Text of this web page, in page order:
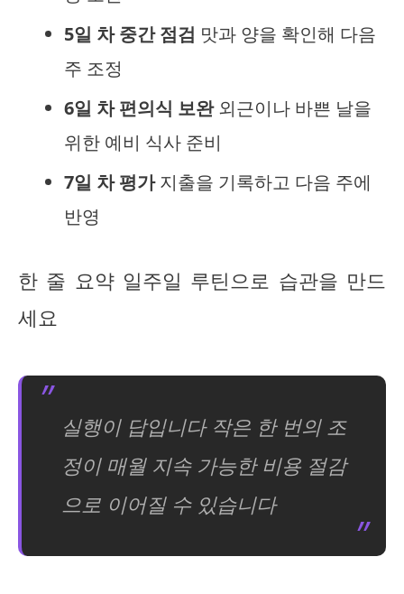
5일 차 중간 점검 맛과 양을 확인해 다음
주 조정
6일 차 편의식 보완외근이나 바쁜 날을
위한 예비 식사 준비
7일 차 평가지출을 기록하고 다음 주에
반영
한 줄 요약 일주일 루틴으로 습관을 만드
세요
실행이 답입니다 작은 한 번의 조
정이 매월 지속 가능한 비용 절감
으로 이어질 수 있습니다